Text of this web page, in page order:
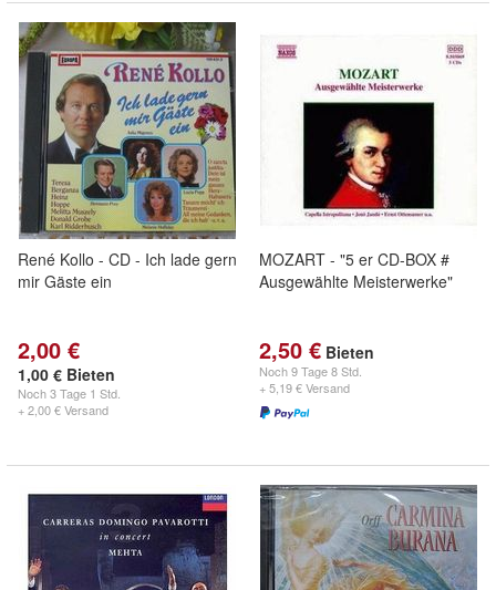
René Kollo - CD - Ich lade gern
mir Gäste ein
2,00 €
1,00 € Bieten
Noch3 Tage 1 Std.
+ 2,00 € Versand
MOZART - "5 er CD-BOX #
Ausgewählte Meisterwerke"
2,50 € Bieten
Noch9 Tage 8 Std.
+ 5,19 € Versand